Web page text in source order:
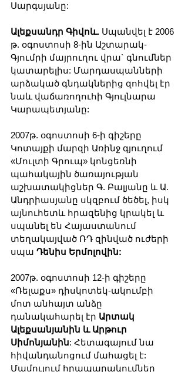
Սարգսյանը:
Ալեքսանդր Գիվոև. Սպանվել է 2006
թ. օգոստոսի 8-ին Աշտարակ-
Գյումրի մայրուղու վրա` գնումներ
կատարելիս: Մարդասպանների
արձակած գնդակներից զոհվել էր
նաև վաճառողուհի Գյուլնարա
Կարապետյանը:
2007թ. օգոստոսի 6-ի գիշերը
Կոտայքի մարզի Առինջ գյուղում
«Մուլտի Գրուպ» կոնցեռնի
պահակային ծառայության
աշխատակիցներ Գ. Բալյանը և Ա.
Անդրիասյանը սկզբում ծեծել, իսկ
այնուհետև հրազենից կրակել և
սպանել են Հայաստանում
տեղակայված ՌԴ զինված ուժերի
սպա Դենիս Երմոլովին:
2007թ. օգոստոսի 12-ի գիշերը
«Ռելաքս» դիսկոտեկ-ակումբի
մոտ անհայտ անձը
դանակահարել էր Արտակ
Ալեքսանյանին և Արթուր
Սիմոնյանին: Հետագայում նա
հիվանդանոցում մահացել է:
Մամուլում հրապարակումներ